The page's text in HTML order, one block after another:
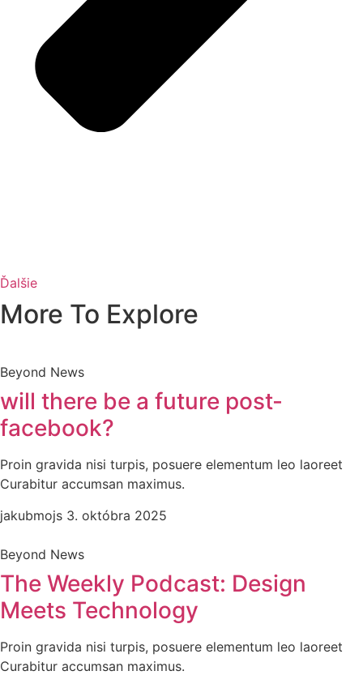
Ďalšie
More To Explore
Beyond News
will there be a future post-
facebook?
Proin gravida nisi turpis, posuere elementum leo laoreet
Curabitur accumsan maximus.
jakubmojs 3. októbra 2025
Beyond News
The Weekly Podcast: Design
Meets Technology
Proin gravida nisi turpis, posuere elementum leo laoreet
Curabitur accumsan maximus.